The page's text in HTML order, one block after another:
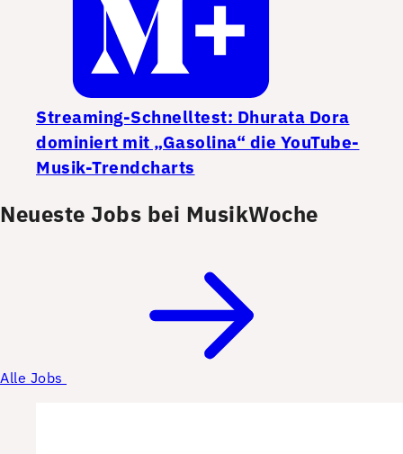
Streaming-Schnelltest: Dhurata Dora
dominiert mit „Gasolina“ die YouTube-
Musik-Trendcharts
Neueste Jobs bei MusikWoche
Alle Jobs